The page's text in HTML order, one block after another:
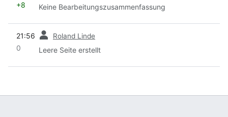
+8 Keine Bearbeitungszusammenfassung
21:56 Roland Linde
0 Leere Seite erstellt